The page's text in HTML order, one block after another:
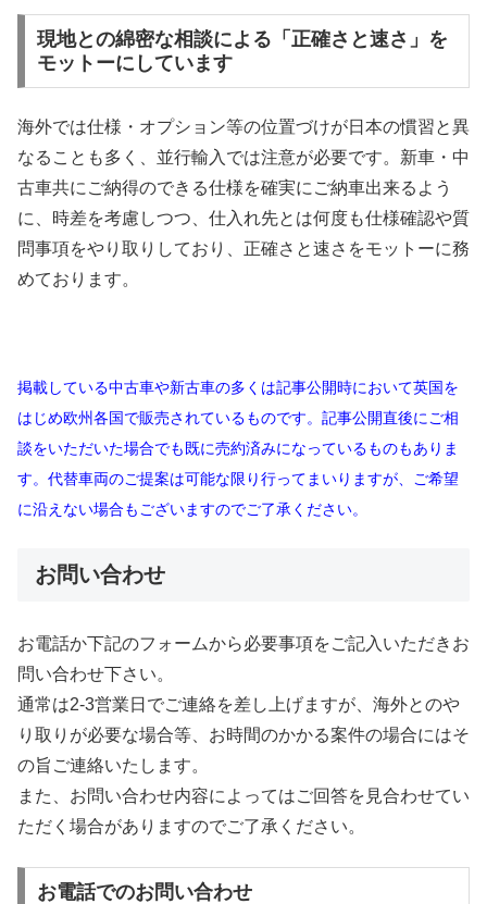
現地との綿密な相談による「正確さと速さ」を
モットーにしています
海外では仕様・オプション等の位置づけが日本の慣習と異
なることも多く、並行輸入では注意が必要です。新車・中
古車共にご納得のできる仕様を確実にご納車出来るよう
に、時差を考慮しつつ、仕入れ先とは何度も仕様確認や質
問事項をやり取りしており、正確さと速さをモットーに務
めております。
掲載している中古車や新古車の多くは記事公開時において英国を
はじめ欧州各国で販売されているものです。記事公開直後にご相
談をいただいた場合でも既に売約済みになっているものもありま
す。代替車両のご提案は可能な限り行ってまいりますが、ご希望
に沿えない場合もございますのでご了承ください。
お問い合わせ
お電話か下記のフォームから必要事項をご記入いただきお
問い合わせ下さい。
通常は2-3営業日でご連絡を差し上げますが、海外とのや
り取りが必要な場合等、お時間のかかる案件の場合にはそ
の旨ご連絡いたします。
また、お問い合わせ内容によってはご回答を見合わせてい
ただく場合がありますのでご了承ください。
お電話でのお問い合わせ